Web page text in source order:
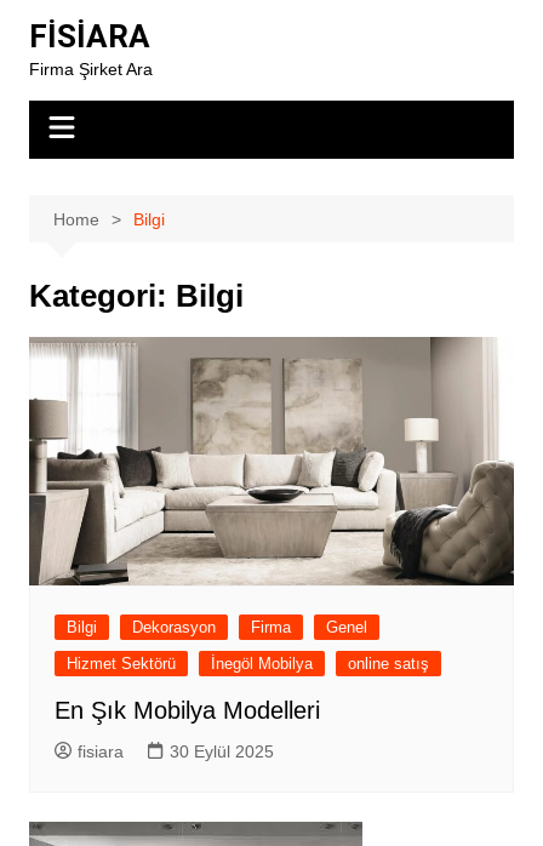
content
FİSİARA
Firma Şirket Ara
Home Bilgi
Kategori: Bilgi
Bilgi Dekorasyon Firma
Genel
Hizmet Sektörü
İnegöl Mobilya online satış
En Şık Mobilya Modelleri
fisiara 30 Eylül 2025